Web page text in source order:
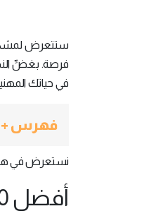
ستتعرض
فرصة. بغضِّ
في حياتك
فهرس +
نستعرض في هذا المقال 10 نشاطات لحلِّ المشكلات يجب أن يشارك
أفضل 10 أنشطة لحل المشكلات: